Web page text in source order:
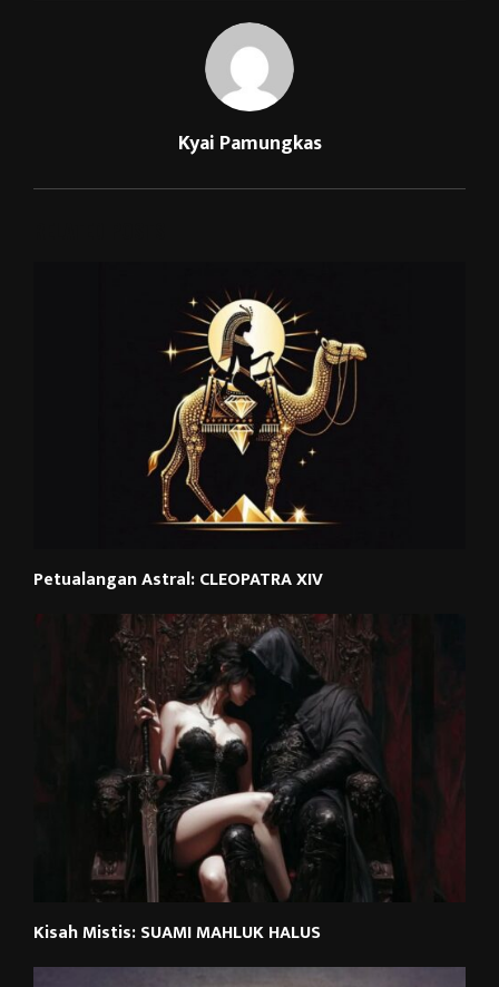
Kyai Pamungkas
Petualangan Astral: CLEOPATRA XIV
Kisah Mistis: SUAMI MAHLUK HALUS